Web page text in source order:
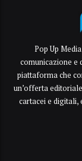
Pop Up
comunicazione e
piattaforma che
un’offerta
cartacei e digitali,